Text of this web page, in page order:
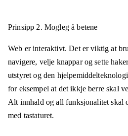
Prinsipp 2. Mogleg å betene
Web er interaktivt. Det er viktig at
navigere, velje knappar og sette
utstyret og den
for eksempel at det ikkje berre skal
Alt innhald og all funksjonalitet skal
med tastaturet.